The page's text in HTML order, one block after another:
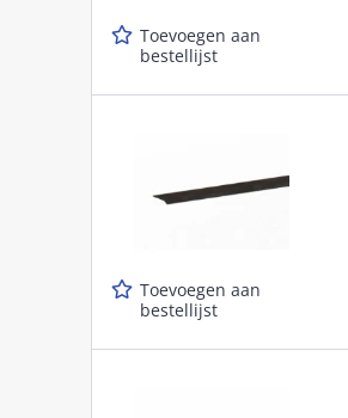
Toevoegen aan
bestellijst
Toevoegen aan
bestellijst